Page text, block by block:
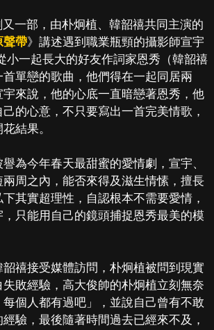
一部，由朴炯植、韓韶禧共同主演的
聲帶》講述遇到職業瓶頸的攝影師宣宇
小一起長大的好友作詞家恩秀（韓韶禧
單戀的歌曲，他們得在一起同居兩
宇來說，他的心底一直暗戀著恩秀，他
的心意，不只要寫出一首完美情歌，
結果。
譽為今年春天最甜蜜的愛情劇，宣宇、
周之內，能否來得及滋生情愫，擅長
其實超理性，自認根本不需要愛情，
只能用自己的鏡頭捕捉恩秀最美的模
韶禧接受媒體訪問，朴炯植被問到現實
敗經驗，高大俊帥的朴炯植立刻無奈
個人都有過吧」，並說自己曾有不敢
驗，最後隨著時間過去已經來不及，